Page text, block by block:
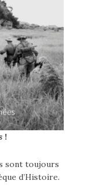
!
sont toujours
d’Histoire.